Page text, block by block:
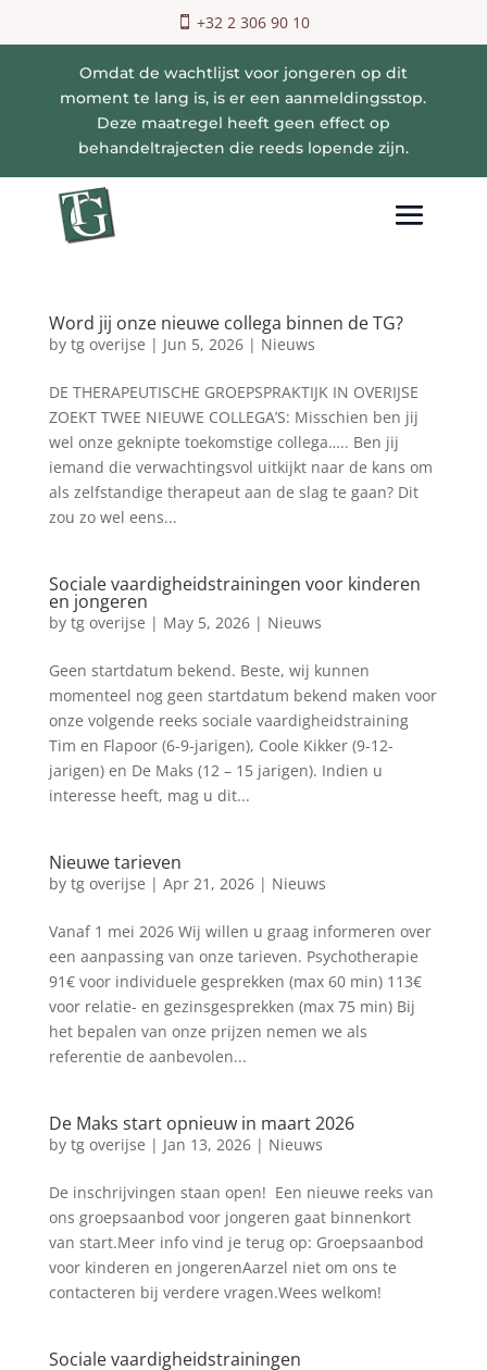
+32 2 306 90 10
Omdat de wachtlijst voor jongeren op dit
moment te lang is, is er een aanmeldingsstop.
Deze maatregel heeft geen effect op
behandeltrajecten die reeds lopende zijn.
Word jij onze nieuwe collega binnen de TG?
by tg overijse | Jun 5, 2026| Nieuws
DE THERAPEUTISCHE GROEPSPRAKTIJK IN OVERIJSE
ZOEKT TWEE NIEUWE COLLEGA’S: Misschien ben jij
wel onze geknipte toekomstige collega….. Ben jij
iemand die verwachtingsvol uitkijkt naar de kans om
als zelfstandige therapeut aan de slag te gaan? Dit
zou zo wel eens...
Sociale vaardigheidstrainingen voor kinderen
en jongeren
by tg overijse | May 5, 2026| Nieuws
Geen startdatum bekend. Beste, wij kunnen
momenteel nog geen startdatum bekend maken voor
onze volgende reeks sociale vaardigheidstraining
Tim en Flapoor (6-9-jarigen), Coole Kikker (9-12-
jarigen) en De Maks (12 – 15 jarigen). Indien u
interesse heeft, mag u dit...
Nieuwe tarieven
by tg overijse | Apr 21, 2026| Nieuws
Vanaf 1 mei 2026 Wij willen u graag informeren over
een aanpassing van onze tarieven. Psychotherapie
91€ voor individuele gesprekken (max 60 min) 113€
voor relatie- en gezinsgesprekken (max 75 min) Bij
het bepalen van onze prijzen nemen we als
referentie de aanbevolen...
De Maks start opnieuw in maart 2026
by tg overijse | Jan 13, 2026| Nieuws
De inschrijvingen staan open! Een nieuwe reeks van
ons groepsaanbod voor jongeren gaat binnenkort
van start.Meer info vind je terug op: Groepsaanbod
voor kinderen en jongerenAarzel niet om ons te
contacteren bij verdere vragen.Wees welkom!
Sociale vaardigheidstrainingen